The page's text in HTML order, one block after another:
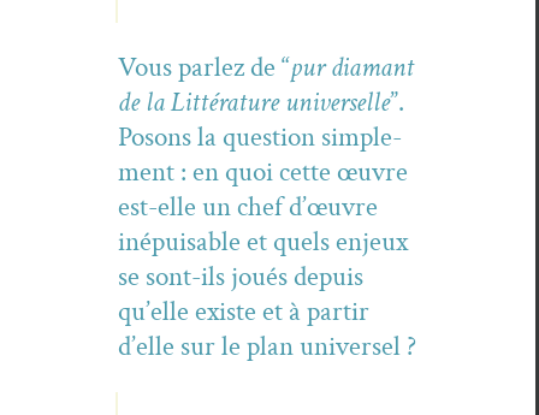
Vous par­lez de “pur dia­mant
de la Lit­téra­ture uni­verselle”.
Posons la ques­tion sim­ple­
ment : en quoi cette œuvre
est-elle un chef d’œu­vre
inépuis­able et quels enjeux
se sont-ils joués depuis
qu’elle existe et à par­tir
d’elle sur le plan universel ?